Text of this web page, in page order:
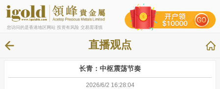
您访问的是香港地区网站 投资有风险 交易需谨慎
直播观点
长青：中枢震荡节奏
2026/6/2 16:28:04